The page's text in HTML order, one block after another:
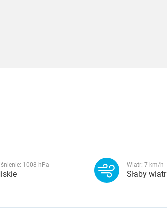
1008 hPa Wiatr: 7 km/h
Słaby wiatr